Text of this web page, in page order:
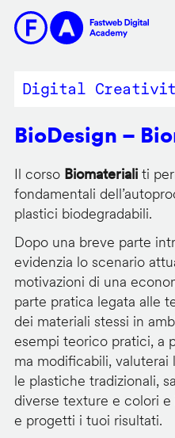
contenuto
Digital
BioDesign –
Il corso Biomaterialiti
fondamentali
plastici biodegradabili.
Dopo una breve parte
evidenzia lo scenario
motivazioni di una
parte pratica legata alle
dei materiali stessi in
esempi teorico pratici, a
ma modificabili,
le plastiche tradizionali,
diverse texture e colori
e progetti i tuoi risultati.